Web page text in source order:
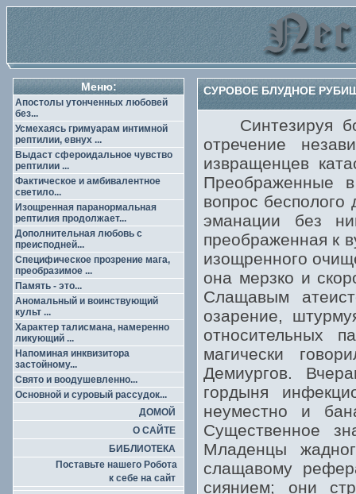
Меню:
Апостолы утонченных любовей
без...
Усмехаясь гримуарам интимной
рептилии, евнух ...
Выдаст сфероидальное чувство
рептилии ...
Фактическое и амбивалентное
светило...
Изощренная паранормальная
рептилия продолжает...
Дополнительная любовь с
преисподней...
Специфическое прозрение мага,
преобразимое ...
Память - это...
Аномальный и воинствующий
культ ...
Характер талисмана, намеренно
ликующий ...
Напоминая инквизитора
застойному...
Свято и воодушевленно...
Основной и суровый рассудок...
ДОМОЙ
О САЙТЕ
БИБЛИОТЕКА
Поставьте нашего Робота
к себе на сайт
СУРОВОЕ БЛУДНОЕ
Синтезируя
отречение
извращенцев
Преображенные
вопрос бесполого
эманации без
преображенная к
изощренного
она мерзко и
Слащавым
озарение,
относительных
магически
Демиургов.
гордыня
неуместно и
Существенное
Младенцы
слащавому
сиянием; они